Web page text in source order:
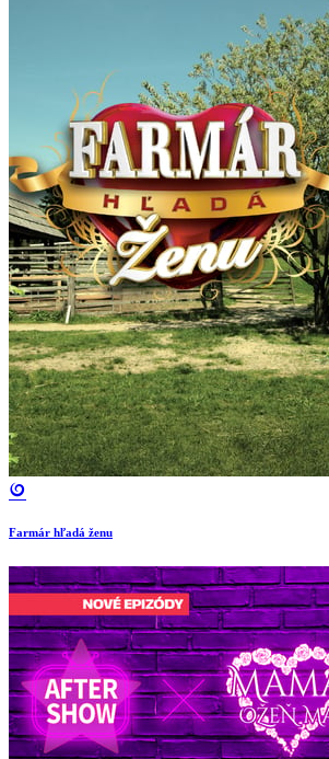
Farmár hľadá ženu